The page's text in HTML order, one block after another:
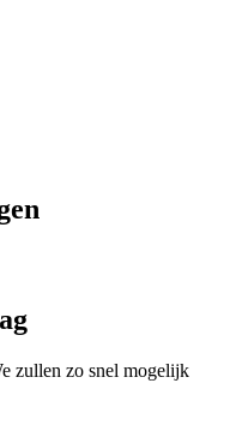
zullen zo snel mogelijk